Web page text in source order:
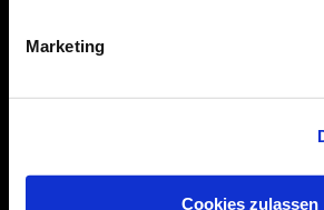
Marketing
Cookies zulassen